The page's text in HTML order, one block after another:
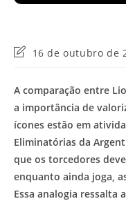
Última
post:
16 de outubro de
A comparação entre
a importância de
ícones estão em
Eliminatórias da
que os torcedores
enquanto ainda joga,
Essa analogia ressalta